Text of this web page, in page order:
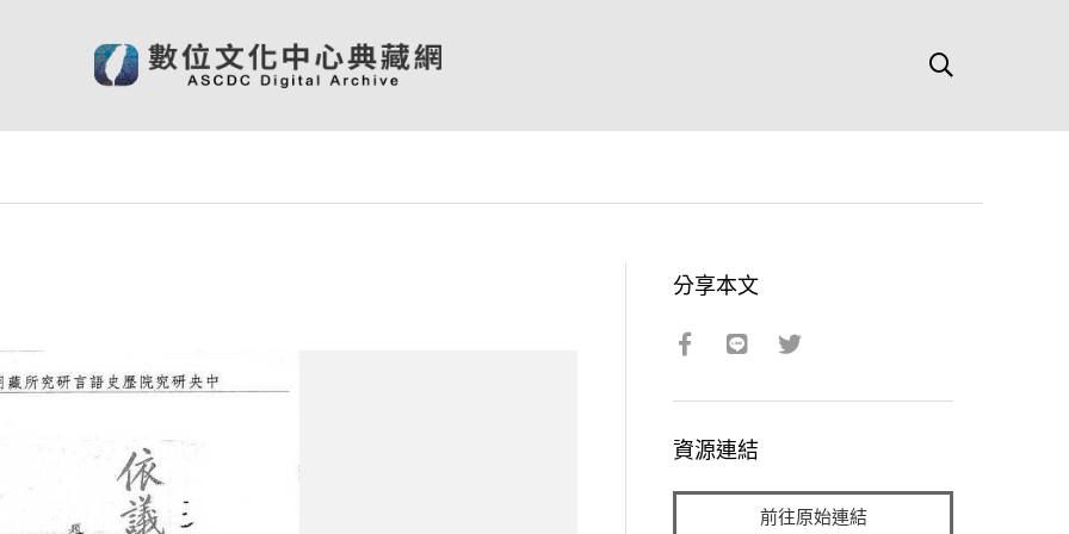
分享本文
資源連結
前往原始連結